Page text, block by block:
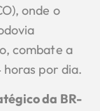
onde o
combate a
horas por dia.
da BR-